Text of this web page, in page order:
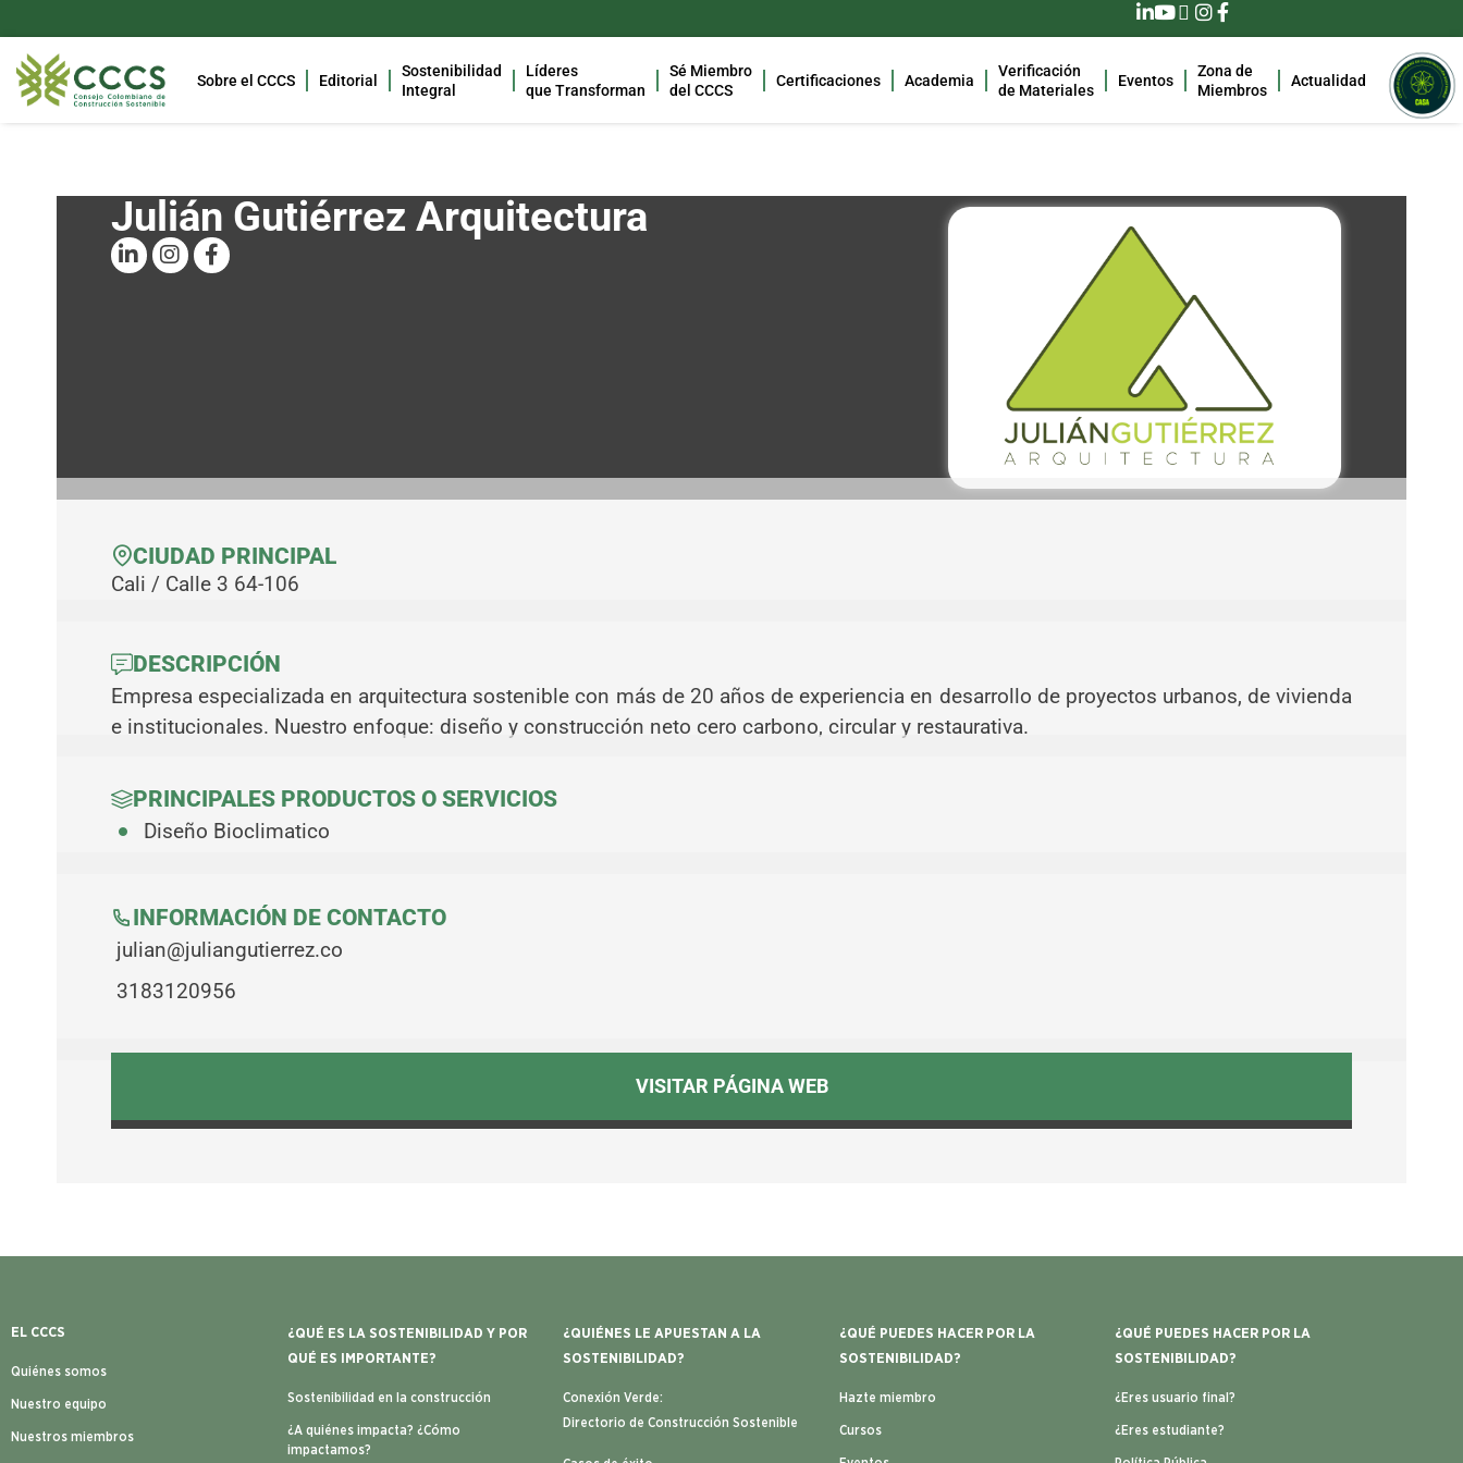
Sobre el CCCS Editorial
Sostenibilidad
Integral
Líderes
que Transforman
Sé Miembro
del CCCS
Certificaciones Academia
Verificación
de Materiales
Eventos
Zona de
Miembros
Actualidad
Julián Gutiérrez Arquitectura
CIUDAD PRINCIPAL
Cali / Calle 3 64-106
DESCRIPCIÓN
Empresa especializada en arquitectura sostenible con más de 20 años de experiencia en desarrollo de proyectos urbanos, de vivienda
e institucionales. Nuestro enfoque: diseño y construcción neto cero carbono, circular y restaurativa.
PRINCIPALES PRODUCTOS O SERVICIOS
Diseño Bioclimatico
INFORMACIÓN DE CONTACTO
julian@juliangutierrez.co
3183120956
VISITAR PÁGINA WEB
EL CCCS
Quiénes somos
Nuestro equipo
Nuestros miembros
¿QUÉ ES LA SOSTENIBILIDAD Y POR
QUÉ ES IMPORTANTE?
Sostenibilidad en la construcción
¿A quiénes impacta? ¿Cómo
impactamos?
¿QUIÉNES LE APUESTAN A LA
SOSTENIBILIDAD?
Conexión Verde:
Directorio de Construcción Sostenible
¿QUÉ PUEDES HACER POR LA
SOSTENIBILIDAD?
Hazte miembro
Cursos
¿QUÉ PUEDES HACER POR LA
SOSTENIBILIDAD?
¿Eres usuario final?
¿Eres estudiante?